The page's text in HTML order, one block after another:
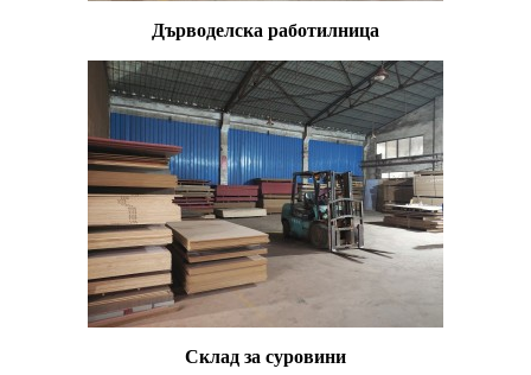
Дърводелска работилница
Склад за суровини